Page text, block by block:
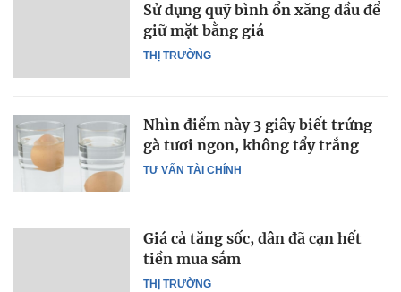
THỊ TRƯỜNG
Sử dụng quỹ bình ổn xăng dầu để
giữ mặt bằng giá
TƯ VẤN TÀI CHÍNH
Nhìn điểm này 3 giây biết trứng
gà tươi ngon, không tẩy trắng
THỊ TRƯỜNG
Giá cả tăng sốc, dân đã cạn hết
tiền mua sắm